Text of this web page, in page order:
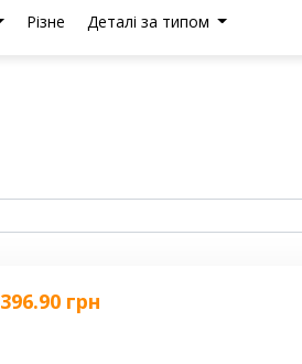
Різне Деталі за типом
396.90 грн